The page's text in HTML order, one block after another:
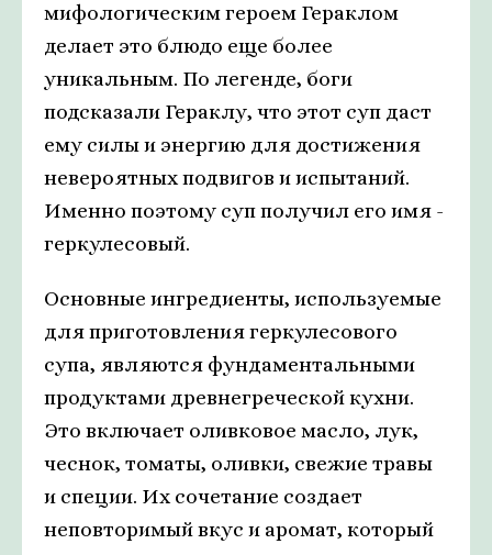
мифологическим героем Гераклом
делает это блюдо еще более
уникальным. По легенде, боги
подсказали Гераклу, что этот суп даст
ему силы и энергию для достижения
невероятных подвигов и испытаний.
Именно поэтому суп получил его имя -
геркулесовый.
Основные ингредиенты, используемые
для приготовления геркулесового
супа, являются фундаментальными
продуктами древнегреческой кухни.
Это включает оливковое масло, лук,
чеснок, томаты, оливки, свежие травы
и специи. Их сочетание создает
неповторимый вкус и аромат, который